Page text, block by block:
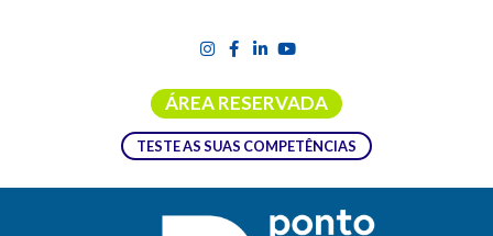
ÁREA RESERVADA
TESTE AS SUAS COMPETÊNCIAS